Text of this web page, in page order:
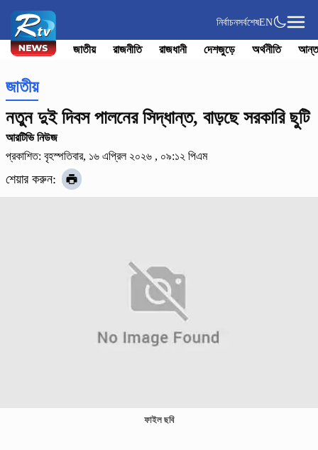
নির্বাচনসর্বশেষEN
জাতীয় রাজনীতি রাজধানী দেশজুড়ে অর্থনীতি
জাতীয়
নতুন দুই দিবস পালনের সিদ্ধান্ত, বাড়ছে সরকারি ছুটি
আরটিভি নিউজ
প্রকাশিত: বৃহস্পতিবার, ১৬ এপ্রিল ২০২৬ , ০৯:১২ পিএম
শেয়ার করুন:
ফাইল ছবি